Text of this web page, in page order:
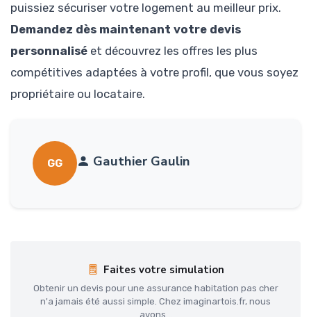
puissiez sécuriser votre logement au meilleur prix.
Demandez dès maintenant votre devis
personnalisé et découvrez les offres les plus
compétitives adaptées à votre profil, que vous soyez
propriétaire ou locataire.
GG Gauthier Gaulin
Faites votre simulation
Obtenir un devis pour une assurance habitation pas cher
n'a jamais été aussi simple. Chez imaginartois.fr, nous
avons...